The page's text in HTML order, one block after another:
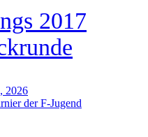
2017
2026